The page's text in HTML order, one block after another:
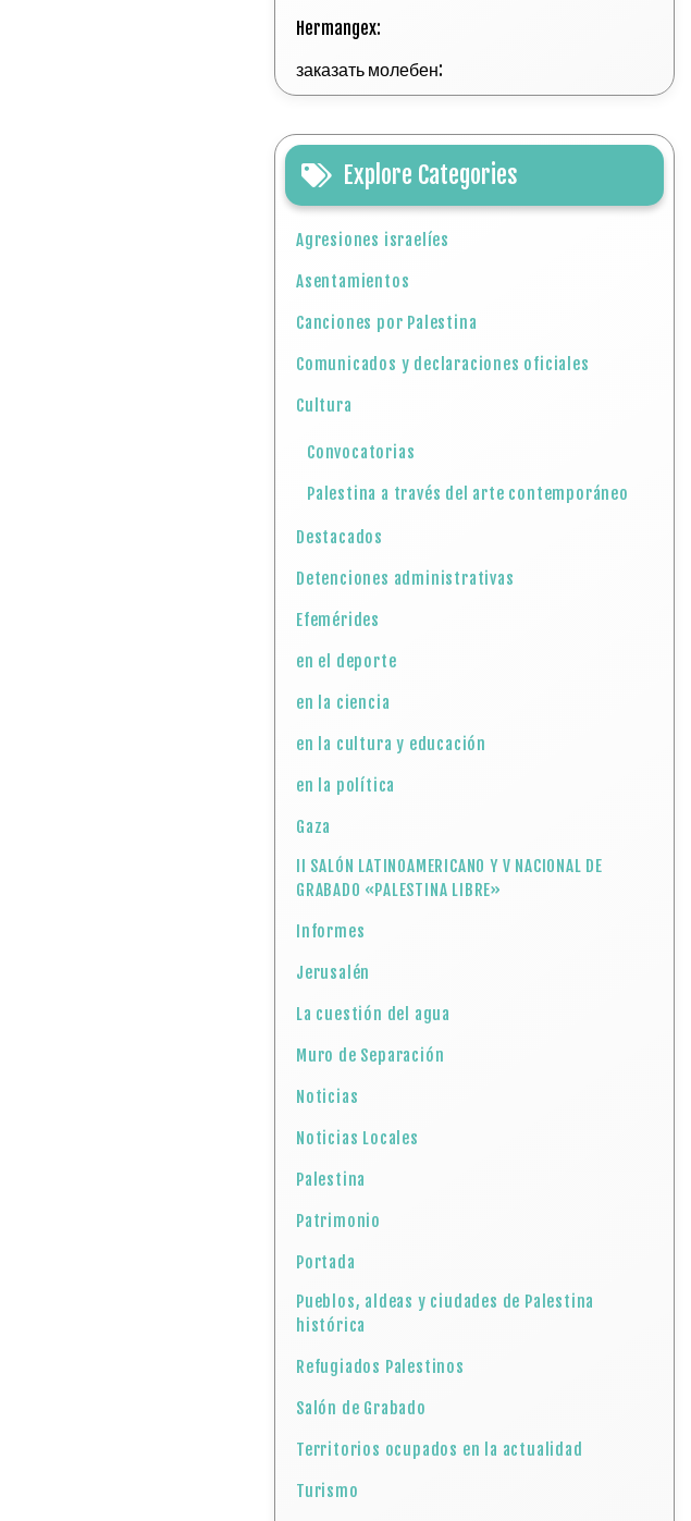
Hermangex:
заказать молебен:
Explore Categories
Agresiones israelíes
Asentamientos
Canciones por Palestina
Comunicados y declaraciones oficiales
Cultura
Convocatorias
Palestina a través del arte contemporáneo
Destacados
Detenciones administrativas
Efemérides
en el deporte
en la ciencia
en la cultura y educación
en la política
Gaza
II SALÓN LATINOAMERICANO Y V NACIONAL DE
GRABADO «PALESTINA LIBRE»
Informes
Jerusalén
La cuestión del agua
Muro de Separación
Noticias
Noticias Locales
Palestina
Patrimonio
Portada
Pueblos, aldeas y ciudades de Palestina
histórica
Refugiados Palestinos
Salón de Grabado
Territorios ocupados en la actualidad
Turismo